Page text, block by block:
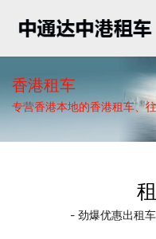
香港租车
专营香港本地的香港租车、
- 劲爆优惠出租